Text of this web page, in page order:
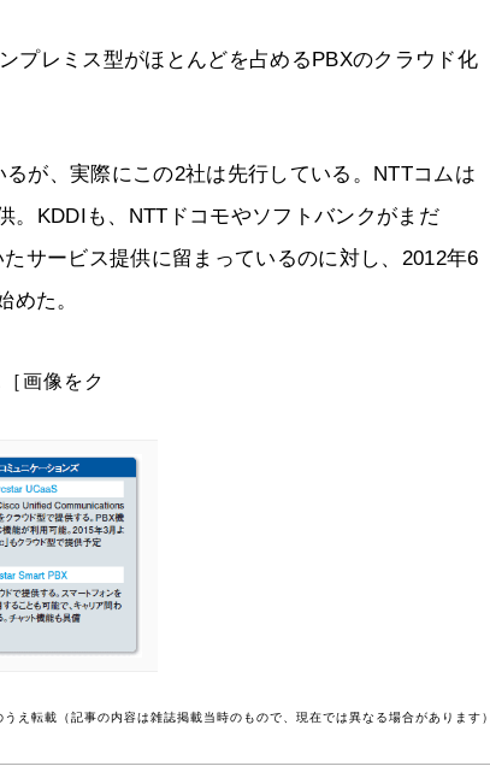
プレミス型がほとんどを占めるPBXのクラウド化
るが、実際にこの2社は先行している。NTTコムは
。KDDIも、NTTドコモやソフトバンクがまだ
サービス提供に留まっているのに対し、2012年6
めた。
［画像をク
え転載（記事の内容は雑誌掲載当時のもので、現在では異なる場合があります）